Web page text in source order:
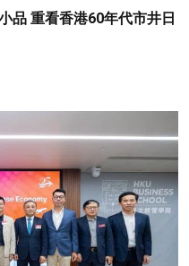
品 重看香港60年代市井日